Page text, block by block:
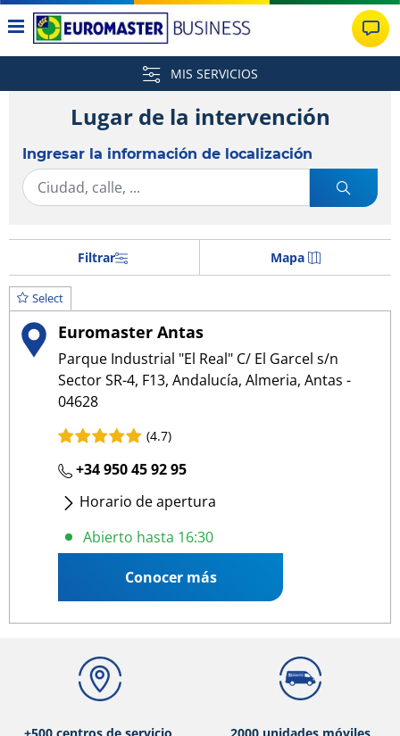
MIS SERVICIOS
Lugar de la intervención
Ingresar la información de localización
Filtrar Mapa
Select
Euromaster Antas
Parque Industrial "El Real" C/ El Garcel s/n
Sector SR-4, F13, Andalucía, Almeria, Antas -
04628
(4.7)
+34 950 45 92 95
Horario de apertura
Lunes- Viernes:08:00 16:30
Abierto hasta 16:30
Conocer más